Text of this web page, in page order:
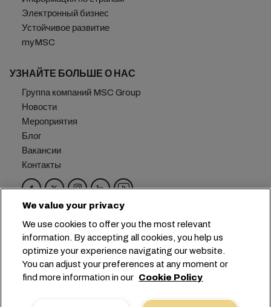
Электронный бизнес
Устойчивое развитие
myMSC
УЗНАЙТЕ БОЛЬШЕ О НАС
Группа компаний MSC Group
Новости
Мероприятия
Блог
Вакансии
Контакты
Головной офис: +41 227038888
info@msc.com
Chemin Rieu 12, 1208 Geneva
Switzerland
Настройка файлов cookie
Конфиденциальность данных
We value your privacy
We use cookies to offer you the most relevant
information. By accepting all cookies, you help us
optimize your experience navigating our website.
You can adjust your preferences at any moment or
find more information in our Cookie Policy